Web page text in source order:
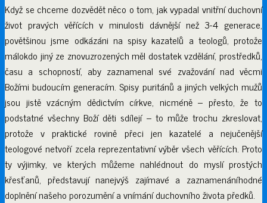
Když se chceme dozvědět něco o tom, jak vypadal vnitřní duchovní
život pravých věřících v minulosti dávnější než 3-4 generace,
povětšinou jsme odkázáni na spisy kazatelů a teologů, protože
málokdo jiný ze znovuzrozených měl dostatek vzdělání, prostředků,
času a schopností, aby zaznamenal své zvažování nad věcmi
Božími budoucím generacím. Spisy puritánů a jiných velkých mužů
jsou jistě vzácným dědictvím církve, nicméně – přesto, že to
podstatné všechny Boží děti sdílejí – to může trochu zkreslovat,
protože v praktické rovině přeci jen kazatelé a nejučenější
teologové netvoří zcela reprezentativní výběr všech věřících. Proto
ty výjimky, ve kterých můžeme nahlédnout do myslí prostých
křesťanů, představují nanejvýš zajímavé a zaznamenáníhodné
doplnění našeho porozumění a vnímání duchovního života předků.